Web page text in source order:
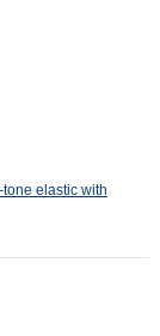
tone elastic with